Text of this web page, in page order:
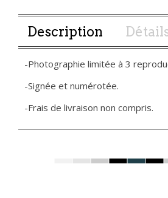
Description
-Photographie limitée à 3
-Signée et numérotée.
-Frais de livraison non compris.